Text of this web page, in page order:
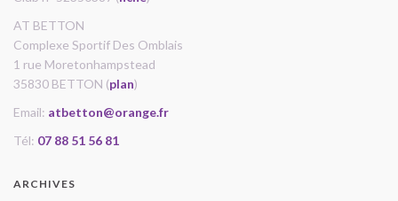
AT BETTON
Complexe Sportif Des Omblais
1 rue Moretonhampstead
35830 BETTON (plan)
Email: atbetton@orange.fr
Tél: 07 88 51 56 81
ARCHIVES